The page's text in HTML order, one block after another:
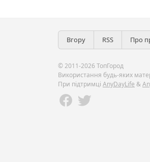
Вгору RSS Про
© 2011-2026 ТопГород
Використання будь-яких
При підтримці AnyDayLife &